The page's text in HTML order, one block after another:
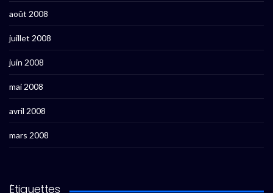
août 2008
juillet 2008
juin 2008
mai 2008
avril 2008
mars 2008
Étiquettes